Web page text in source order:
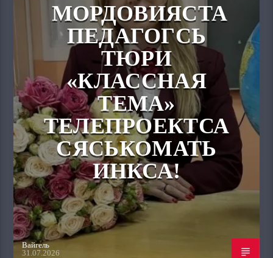
МОРДОВИЯСТА
ПЕДАГОГСЬ
ТЮРИ
«КЛАССНАЯ
ТЕМА»
ТЕЛЕПРОЕКТСА
СЯСЬКОМАТЬ
ИНКСА!
Вайгель
31.07.2026